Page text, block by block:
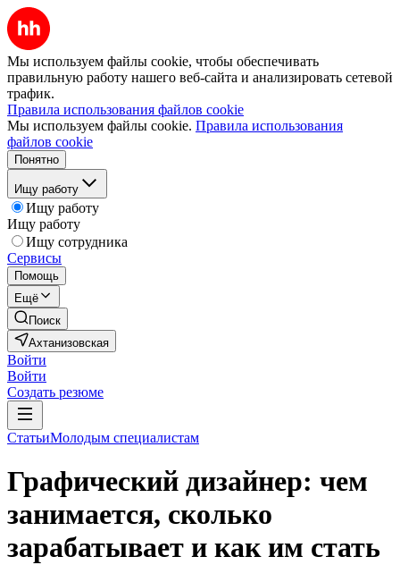
Мы используем файлы cookie, чтобы обеспечивать
правильную работу нашего веб-сайта и анализировать сетевой
трафик.
Правила использования файлов cookie
Мы используем файлы cookie. Правила использования
файлов cookie
Понятно
Ищу работу
Ищу работу
Ищу работу
Ищу сотрудника
Сервисы
Помощь
Ещё
Поиск
Ахтанизовская
Войти
Войти
Создать резюме
СтатьиМолодым специалистам
Графический дизайнер: чем
занимается, сколько
зарабатывает и как им стать